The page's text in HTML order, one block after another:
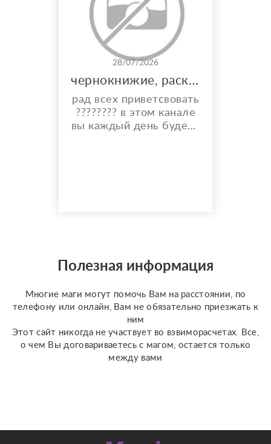
28/07/2026
чернокнижие, расклады, и многое другое
рад всех приветсвовать
???????? в этом канале
вы каждый день будете
консултации ✝️☪️ на
данных консультациях
Полезная информация
Многие маги могут помочь Вам на расстоянии, по
телефону или онлайн, Вам не обязательно приезжать к
ним
Этот сайт никогда не участвует во взвиморасчетах. Все,
о чем Вы договариваетесь с магом, остается только
между вами